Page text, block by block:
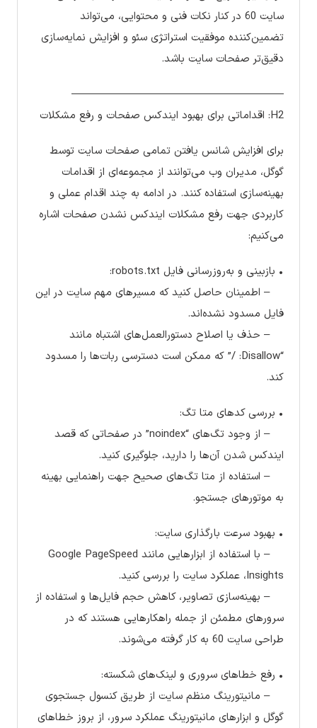
سایت 60 در کنار نکات فنی و محتوایی، می‌تواند
تضمین‌کننده موفقیت استراتژی سئو و افزایش نمایه‌سازی
دقیق‌تر صفحات سایت باشد.
————————————————————
H2: اقداماتی برای بهبود ایندکس صفحات و رفع مشکلات
برای افزایش شانس یافتن تمامی صفحات سایت توسط
گوگل، مدیران وب می‌توانند از مجموعه‌ای از اقدامات
بهینه‌سازی استفاده کنند. در ادامه به چند اقدام عملی و
کاربردی جهت رفع مشکلات ایندکس نشدن صفحات اشاره
می‌کنیم:
• بازبینی و به‌روزرسانی فایل robots.txt:
– اطمینان حاصل کنید که مسیرهای مهم سایت در این
فایل مسدود نشده‌اند.
– حذف یا اصلاح دستورالعمل‌های اشتباه مانند
“Disallow: /” که ممکن است دسترسی ربات‌ها را مسدود
کند.
• بررسی کدهای متا تگ:
– از وجود تگ‌های “noindex” در صفحاتی که قصد
ایندکس شدن آن‌ها را دارید، جلوگیری کنید.
– استفاده از متا تگ‌های صحیح جهت راهنمایی بهینه
به موتورهای جستجو.
• بهبود سرعت بارگذاری سایت:
– با استفاده از ابزارهایی مانند Google PageSpeed
Insights، عملکرد سایت را بررسی کنید.
– بهینه‌سازی تصاویر، کاهش حجم فایل‌ها و استفاده از
سرورهای مطمئن از جمله راهکارهایی هستند که در
طراحی سایت 60 به کار گرفته می‌شوند.
• رفع خطاهای سروری و لینک‌های شکسته:
– مانیتورینگ منظم سایت از طریق کنسول جستجوی
گوگل و ابزارهای مانیتورینگ عملکرد سرور، از بروز خطاهای